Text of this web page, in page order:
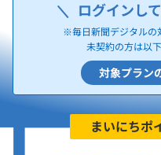
ログインし
※毎日新聞デジタルの
未契約の方は以
対象プラン
まいにちポ